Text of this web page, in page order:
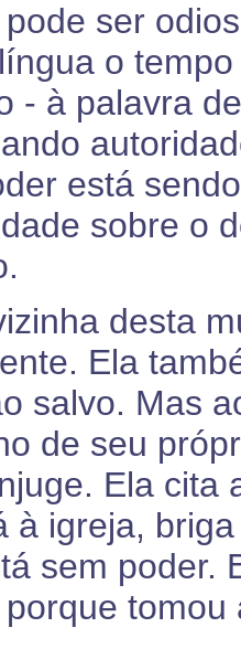
ser
o
- à palavra
está
sobre o
desta
Ela
salvo. Mas
de seu
Ela cita
à igreja,
sem poder.